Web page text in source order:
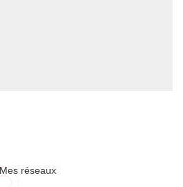
Mes réseaux